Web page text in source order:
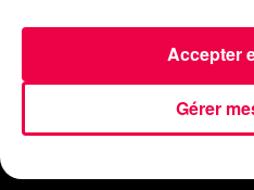
Gérer
Accepter